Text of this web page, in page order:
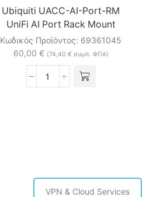
Ubiquiti UACC-AI-Port-RM
UniFi AI Port Rack Mount
Κωδικός Προϊόντος: 69361045
60,00 € (74,40 € συμπ. ΦΠΑ)
Ubiquiti
Rack
Mount
VPN & Cloud Services